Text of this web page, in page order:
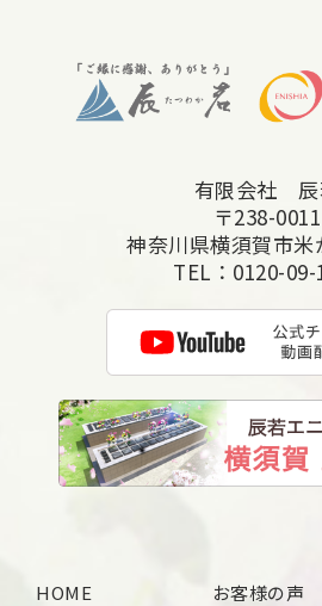
2025年8月
2025年1月
2024年12月
有限会社 辰
〒238-0011
神奈川県横須賀市米
TEL： 0120-09-
HOME
お客様の声